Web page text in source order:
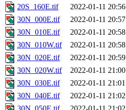
20S_160E.tif
2022-01-11 20:56
30N_000E.tif
2022-01-11 20:57
30N_010E.tif
2022-01-11 20:58
30N_010W.tif
2022-01-11 20:58
30N_020E.tif
2022-01-11 20:59
30N_020W.tif
2022-01-11 21:00
30N_030E.tif
2022-01-11 21:01
30N_040E.tif
2022-01-11 21:02